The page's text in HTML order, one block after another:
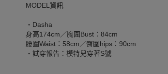
MODEL資訊
‧Dasha
身高174cm／胸圍Bust：84cm
腰圍Waist：58cm／臀圍hips：90cm
‧試穿報告：模特兒穿著S號